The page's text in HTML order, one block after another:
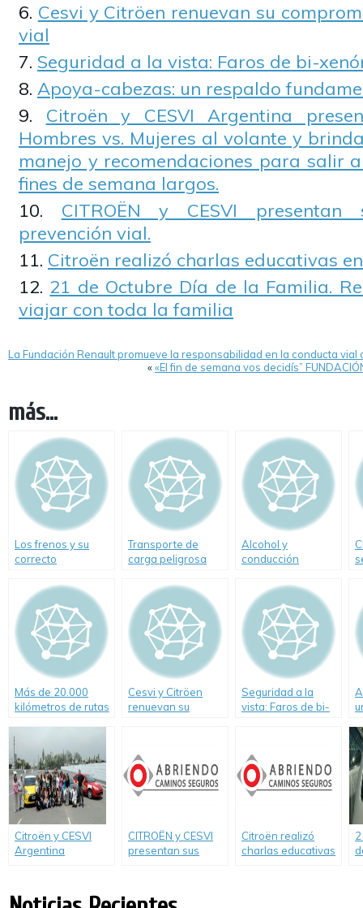
Cesvi y Citröen renuevan su
vial
Seguridad a la vista: Faros de bi-
Apoya-cabezas: un respaldo
Citroën y CESVI Argentina
Hombres vs. Mujeres al volante y
manejo y recomendaciones para salir
fines de semana largos.
CITROËN y CESVI
prevención vial.
Citroën realizó charlas educativas
21 de Octubre Día de la Familia.
viajar con toda la familia
La Fundación Renault promueve la responsabilidad en la conducta vial
««El fin de semana vos decidís”
más...
Los frenos y su
correcto
Transporte de
carga peligrosa
Alcohol y
conducción
de fin de año
Más de 20.000
kilómetros de rutas
Cesvi y Citröen
renuevan su
Seguridad a la
vista: Faros de bi-
Citroën y CESVI
Argentina
Hombres vs.
CITROËN y CESVI
presentan sus
Citroën realizó
charlas educativas